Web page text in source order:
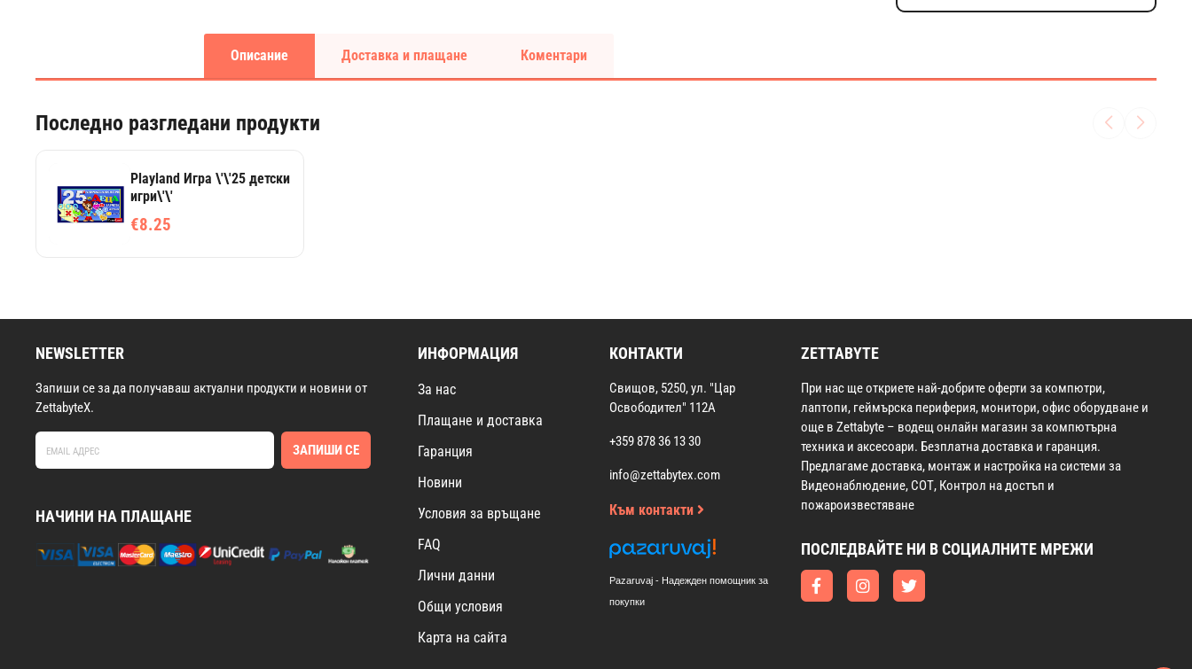
Описание Доставка и плащане Коментари
Последно разгледани продукти
Playland Игра \'\'25 детски
игри\'\'
€8.25
NEWSLETTER
Запиши се за да получаваш актуални продукти и новини от
ZettabyteX.
ЗАПИШИ СЕ
НАЧИНИ НА ПЛАЩАНЕ
ИНФОРМАЦИЯ
За нас
Плащане и доставка
Гаранция
Новини
Условия за връщане
FAQ
Лични данни
Общи условия
Карта на сайта
КОНТАКТИ
Свищов, 5250, ул. "Цар
Освободител" 112А
+359 878 36 13 30
info@zettabytex.com
Към контакти
Pazaruvaj - Надежден помощник за
покупки
ZETTABYTE
При нас ще откриете най-добрите оферти за компютри,
лаптопи, геймърска периферия, монитори, офис оборудване и
още в Zettabyte – водещ онлайн магазин за компютърна
техника и аксесоари. Безплатна доставка и гаранция.
Предлагаме доставка, монтаж и настройка на системи за
Видеонаблюдение, СОТ, Контрол на достъп и
пожароизвестяване
ПОСЛЕДВАЙТЕ НИ В СОЦИАЛНИТЕ МРЕЖИ